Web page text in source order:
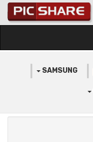
SAMSUNG